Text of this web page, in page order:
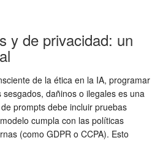
y de privacidad: un
de la ética en la IA, programar
dañinos o ilegales es una
prompts debe incluir pruebas
cumpla con las políticas
(como GDPR o CCPA). Esto